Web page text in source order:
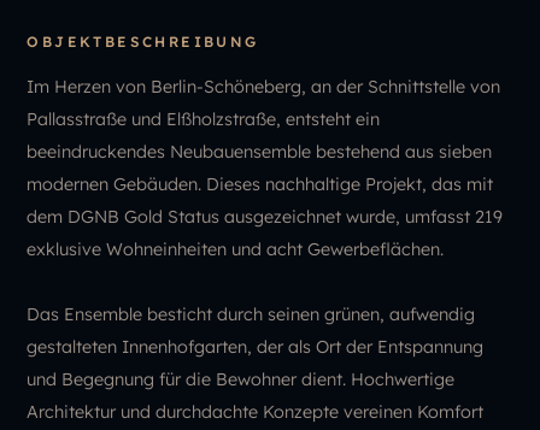
OBJEKTBESCHREIBUNG
Im Herzen von Berlin-Schöneberg, an der Schnittstelle von
Pallasstraße und Elßholzstraße, entsteht ein
beeindruckendes Neubauensemble bestehend aus sieben
modernen Gebäuden. Dieses nachhaltige Projekt, das mit
dem DGNB Gold Status ausgezeichnet wurde, umfasst 219
exklusive Wohneinheiten und acht Gewerbeflächen.
Das Ensemble besticht durch seinen grünen, aufwendig
gestalteten Innenhofgarten, der als Ort der Entspannung
und Begegnung für die Bewohner dient. Hochwertige
Architektur und durchdachte Konzepte vereinen Komfort